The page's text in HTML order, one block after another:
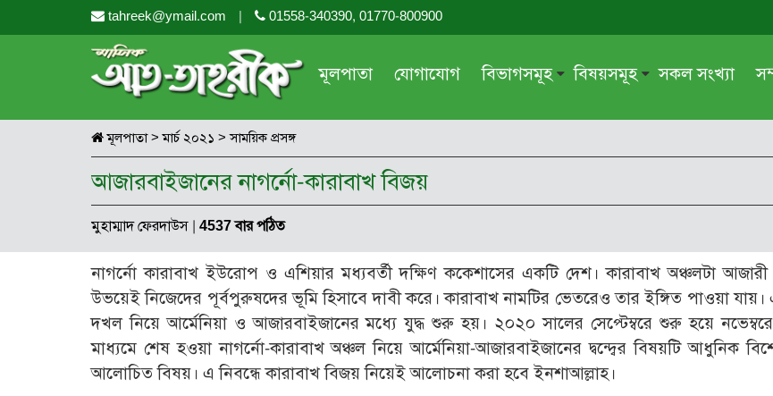
tahreek@ymail.com | 01558-340390, 01770-800900
মূলপাতা যোগাযোগ বিভাগসমূহ
সাময়িক প্রসঙ্গ
সময়ের ভাবনা
মহিলা অঙ্গন
আরও
বিষয়সমূহ
পরকাল
নীতি-নৈতিকতা
তারবিয়াত
আরও
সকল সংখ্যা
মূলপাতা> মার্চ ২০২১ > সাময়িক প্রসঙ্গ
আজারবাইজানের নাগর্নো-কারাবাখ বিজয়
মুহাম্মাদ ফেরদাউস | 4537 বার পঠিত
নাগর্নো কারাবাখ ইউরোপ ও এশিয়ার মধ্যবর্তী দক্ষিণ ককেশাসের একটি দেশ। কারাবাখ অঞ্চলটা
উভয়েই নিজেদের পূর্বপুরুষদের ভূমি হিসাবে দাবী করে। কারাবাখ নামটির ভেতরেও তার ইঙ্গিত পাওয়া
দখল নিয়ে আর্মেনিয়া ও আজারবাইজানের মধ্যে যুদ্ধ শুরু হয়। ২০২০ সালের সেপ্টেম্বরে শুরু হয়ে নভেম্বরে
মাধ্যমে শেষ হওয়া নাগর্নো-কারাবাখ অঞ্চল নিয়ে আর্মেনিয়া-আজারবাইজানের দ্বন্দ্বের বিষয়টি আধুনিক
আলোচিত বিষয়। এ নিবন্ধে কারাবাখ বিজয় নিয়েই আলোচনা করা হবে ইনশাআল্লাহ।